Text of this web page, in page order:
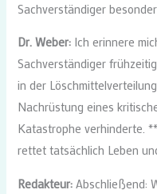
Sachverständiger
Dr. Weber: Ich erinnere
Sachverständiger
in der
Nachrüstung eines
Katastrophe verhinderte.
rettet tatsächlich Leben
Redakteur: Abschließend: